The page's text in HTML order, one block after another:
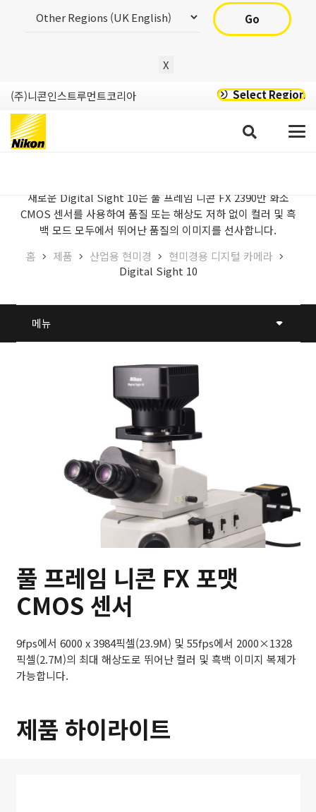
Go
X
(주)니콘인스트루먼트코리아 Select Region
새로운 Digital Sight 10은 풀 프레임 니콘 FX 2390만 화소
CMOS 센서를 사용하여 품질 또는 해상도 저하 없이 컬러 및 흑
백 모드 모두에서 뛰어난 품질의 이미지를 선사합니다.
홈
제품 산업용 현미경
현미경용 디지털 카메라
Digital Sight 10
메뉴
풀 프레임 니콘 FX 포맷
CMOS 센서
9fps에서 6000 x 3984픽셀(23.9M) 및 55fps에서 2000×1328
픽셀(2.7M)의 최대 해상도로 뛰어난 컬러 및 흑백 이미지 복제가
가능합니다.
제품 하이라이트